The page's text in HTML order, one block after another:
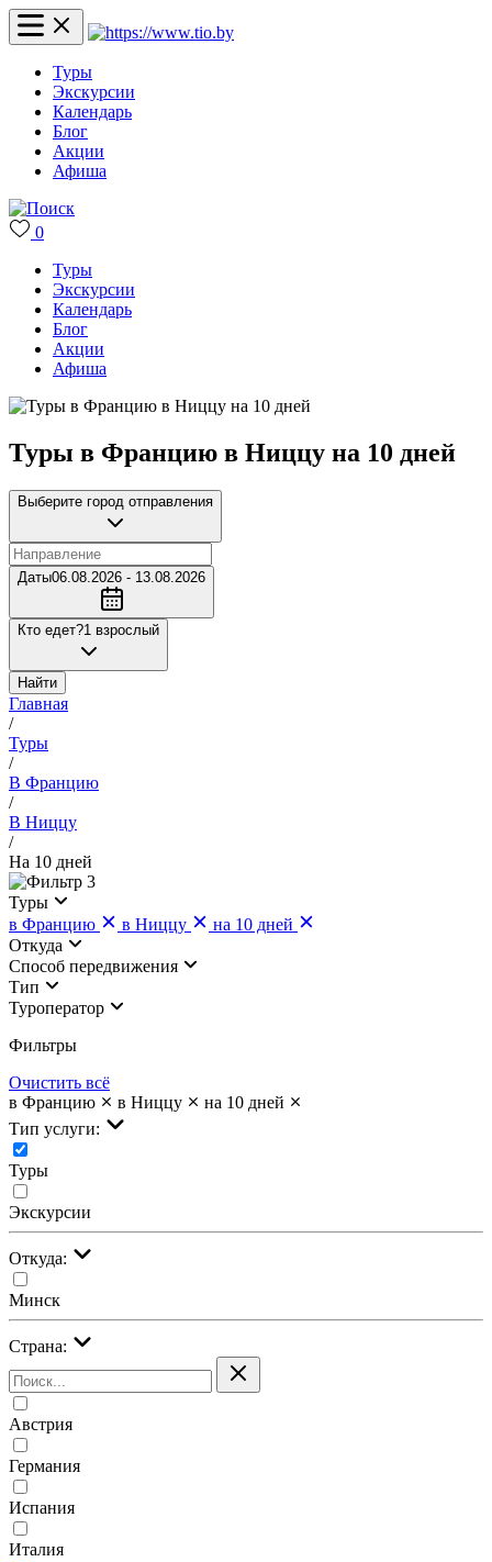
Туры
Экскурсии
Календарь
Блог
Акции
Афиша
0
Туры
Экскурсии
Календарь
Блог
Акции
Афиша
Туры в Францию в Ниццу на 10 дней
Выберите город отправления
Даты06.08.2026 - 13.08.2026
Кто едет?1 взрослый
Найти
Главная
/
Туры
/
В Францию
/
В Ниццу
/
На 10 дней
3
Туры
в Францию
в Ниццу
на 10 дней
Откуда
Cпособ передвижения
Тип
Туроператор
Фильтры
Очистить всё
в Францию
в Ниццу
на 10 дней
Тип услуги:
Туры
Экскурсии
Откуда:
Минск
Страна:
Австрия
Германия
Испания
Италия